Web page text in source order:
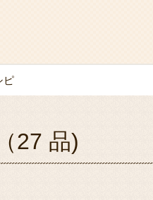
ピ
27 品)